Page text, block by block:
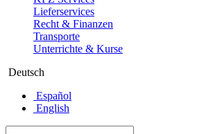
Lieferservices
Recht & Finanzen
Transporte
Unterrichte & Kurse
Deutsch
Español
English